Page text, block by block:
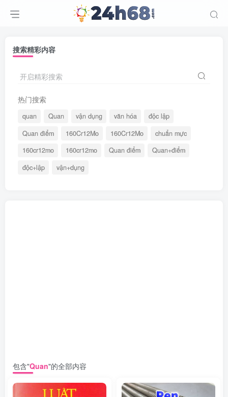
搜索精彩内容
开启精彩搜索
热门搜索
quan Quan vận dụng văn hóa
độc lập
Quan điểm
160Cr12Mo 160Cr12Mo
chuẩn mực
160cr12mo
160cr12mo Quan điểm
Quan+điểm
độc+lập
vận+dụng
包含"Quan"的全部内容